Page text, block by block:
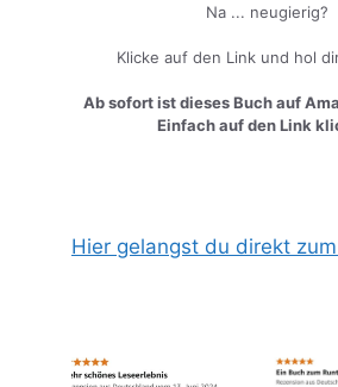
Na ... neugierig?
Klicke auf den Link und hol
Ab sofort ist dieses Buch auf
Einfach auf den Link
Hier gelangst du direkt